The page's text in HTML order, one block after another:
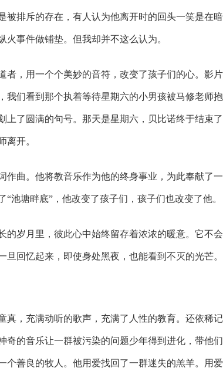
被排斥的存在，有人认为他离开时的回头一笑是在暗
火事件做铺垫。但我却并不这么认为。
者，用一个个美妙的音符，改变了孩子们的心。影片
我们看到那个执着等待星期六的小男孩被马修老师抱
上了圆满的句号。那天是星期六，贝比诺终于结束了
离开。
作曲。他将教音乐作为他的终身事业，为此奉献了一
“池塘畔底”，他改变了孩子们，孩子们也改变了他。
的岁月里，彼此心中始终留存着浓浓的暖意。它不会
旦回忆起来，即使身处黑夜，也能看到不灭的光芒。
真，充满动听的歌声，充满了人性的教育。还依稀记
奇的音乐让一群被污染的问题少年得到进化，带他们
个善良的牧人。他用爱找回了一群迷失的羔羊。用爱